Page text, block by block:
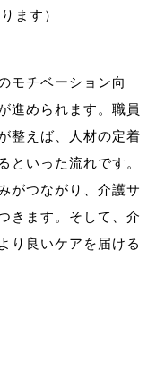
ます）
モチベーション向
進められます。職員
整えば、人材の定着
といった流れです。
がつながり、介護サ
きます。そして、介
り良いケアを届ける